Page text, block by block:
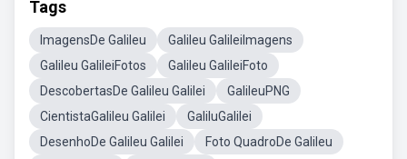
Tags
ImagensDe Galileu
Galileu GalileiImagens
Galileu GalileiFotos
Galileu GalileiFoto
DescobertasDe Galileu Galilei
GalileuPNG
CientistaGalileu Galilei
GaliluGalilei
DesenhoDe Galileu Galilei
Foto QuadroDe Galileu